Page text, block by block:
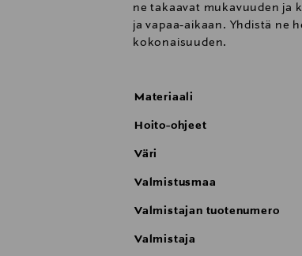
ne takaavat mukavuuden ja
ja vapaa-aikaan. Yhdistä ne
kokonaisuuden.
Materiaali
Hoito-ohjeet
Väri
Valmistusmaa
Valmistajan tuotenumero
Valmistaja